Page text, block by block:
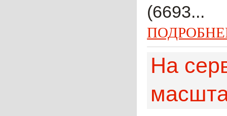
(6693...
На